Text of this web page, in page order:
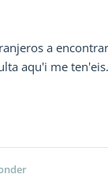
a
aqu'i me ten'eis.